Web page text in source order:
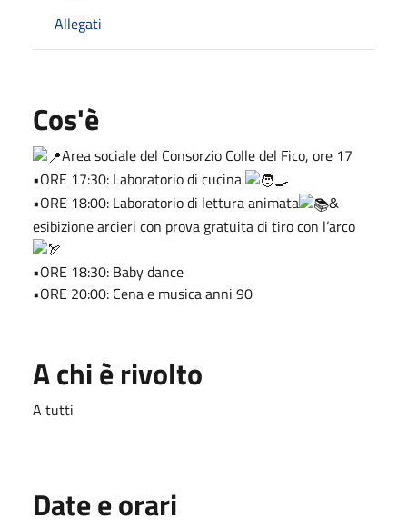
Allegati
Cos'è
Area sociale del Consorzio Colle del Fico, ore 17
•ORE 17:30: Laboratorio di cucina
•ORE 18:00: Laboratorio di lettura animata
&
esibizione arcieri con prova gratuita di tiro con l’arco
•ORE 18:30: Baby dance
•ORE 20:00: Cena e musica anni 90
A chi è rivolto
A tutti
Date e orari